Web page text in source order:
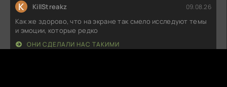
K KillStreakz 09.08.26
Как же здорово, что на экране так смело исследуют темы
и эмоции, которые редко
ОНИ СДЕЛАЛИ НАС ТАКИМИ